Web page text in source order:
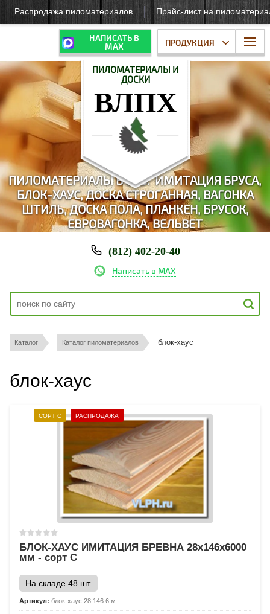
Распродажа пиломатериалов Прайс-лист на
ПИЛОМАТЕРИАЛЫ И
ДОСКИ
ВЛПХ
ПРОДУКЦИЯ
НАПИСАТЬ В
МАХ
ПИЛОМАТЕРИАЛЫ В СПБ: ИМИТАЦИЯ БРУСА,
БЛОК-ХАУС,ДОСКА СТРОГАННАЯ, ВАГОНКА
ШТИЛЬ, ДОСКА ПОЛА, ПЛАНКЕН, БРУСОК,
ЕВРОВАГОНКА, ВЕЛЬВЕТ
(812) 402-20-40
Написать в MAX
Каталог Каталог пиломатериалов блок-хаус
блок-хаус
СОРТ С РАСПРОДАЖА
БЛОК-ХАУС ИМИТАЦИЯ БРЕВНА 28х146х6000
мм - сорт С
На складе 48 шт.
Артикул: блок-хаус 28.146.6 м